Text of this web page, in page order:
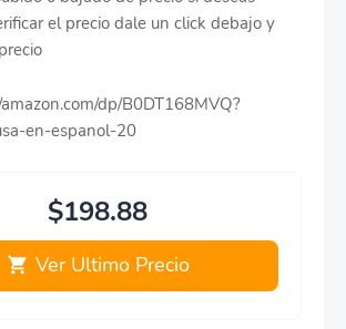
el precio dale un click debajo y
dp/B0DT168MVQ?
en-espanol-20
$198.88
Ver Ultimo Precio